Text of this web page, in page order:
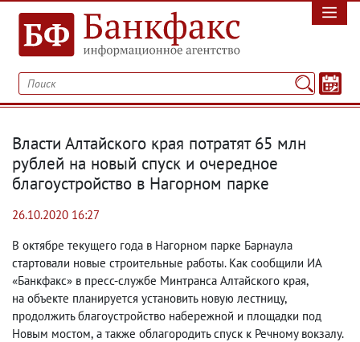
Власти Алтайского края потратят 65 млн
рублей на новый спуск и очередное
благоустройство в Нагорном парке
26.10.2020 16:27
В октябре текущего года в Нагорном парке Барнаула
стартовали новые строительные работы. Как сообщили ИА
«Банкфакс» в пресс-службе Минтранса Алтайского края,
на объекте планируется установить новую лестницу,
продолжить благоустройство набережной и площадки под
Новым мостом, а также облагородить спуск к Речному вокзалу.